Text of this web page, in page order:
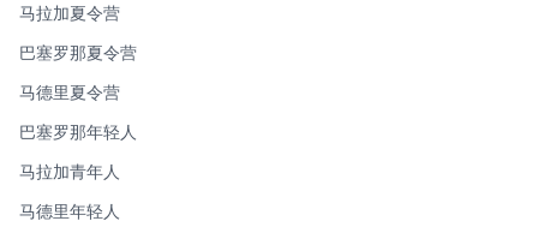
马拉加夏令营
巴塞罗那夏令营
马德里夏令营
巴塞罗那年轻人
马拉加青年人
马德里年轻人